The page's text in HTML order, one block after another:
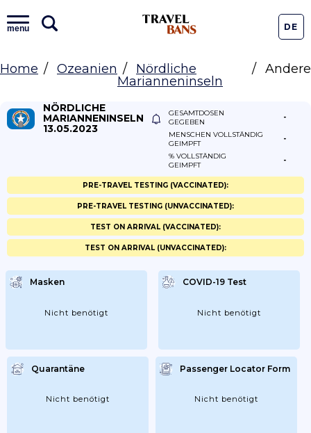
menu DE
Home Ozeanien
Nördliche
Marianneninseln
Andere
NÖRDLICHE
MARIANNENINSELN
13.05.2023
GESAMTDOSEN
GEGEBEN
-
MENSCHEN VOLLSTÄNDIG
GEIMPFT
-
% VOLLSTÄNDIG
GEIMPFT
-
Masken
Nicht benötigt
COVID-19 Test
Nicht benötigt
Quarantäne
Nicht benötigt
Passenger Locator Form
Nicht benötigt
PRE-TRAVEL TESTING (VACCINATED):
PRE-TRAVEL TESTING (UNVACCINATED):
TEST ON ARRIVAL (VACCINATED):
TEST ON ARRIVAL (UNVACCINATED):